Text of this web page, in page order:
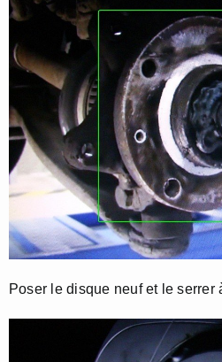
Poser le disque neuf et le serrer